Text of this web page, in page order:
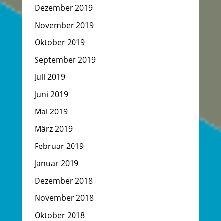
Dezember 2019
November 2019
Oktober 2019
September 2019
Juli 2019
Juni 2019
Mai 2019
März 2019
Februar 2019
Januar 2019
Dezember 2018
November 2018
Oktober 2018